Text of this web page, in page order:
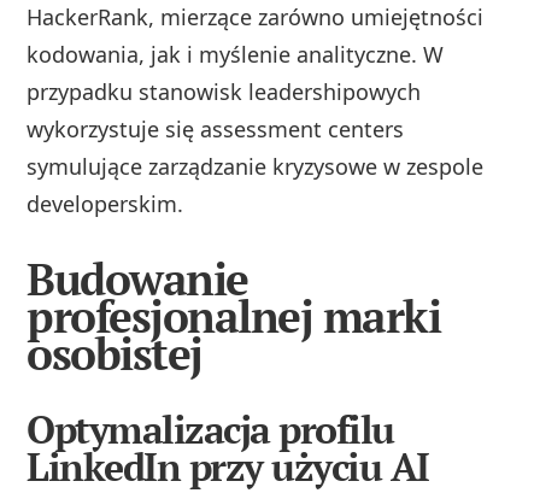
HackerRank, mierzące zarówno umiejętności
kodowania, jak i myślenie analityczne. W
przypadku stanowisk leadershipowych
wykorzystuje się assessment centers
symulujące zarządzanie kryzysowe w zespole
developerskim.
Budowanie
profesjonalnej marki
osobistej
Optymalizacja profilu
LinkedIn przy użyciu AI